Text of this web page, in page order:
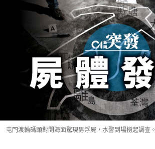
屯門渡輪碼頭對開海面驚現男浮屍，水警到場撈起調查。